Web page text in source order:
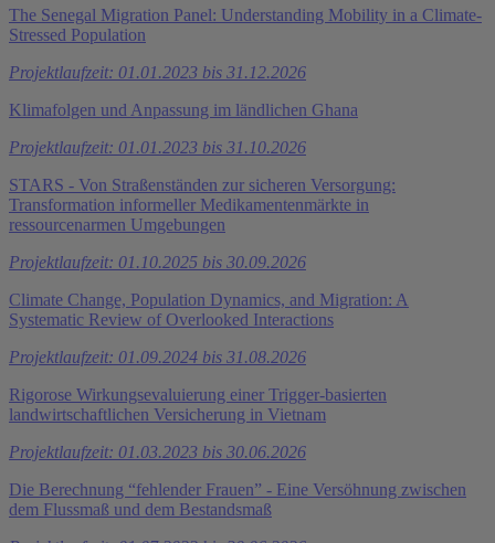
The Senegal Migration Panel: Understanding Mobility in a Climate-
Stressed Population
Projektlaufzeit: 01.01.2023 bis 31.12.2026
Klimafolgen und Anpassung im ländlichen Ghana
Projektlaufzeit: 01.01.2023 bis 31.10.2026
STARS - Von Straßenständen zur sicheren Versorgung:
Transformation informeller Medikamentenmärkte in
ressourcenarmen Umgebungen
Projektlaufzeit: 01.10.2025 bis 30.09.2026
Climate Change, Population Dynamics, and Migration: A
Systematic Review of Overlooked Interactions
Projektlaufzeit: 01.09.2024 bis 31.08.2026
Rigorose Wirkungsevaluierung einer Trigger-basierten
landwirtschaftlichen Versicherung in Vietnam
Projektlaufzeit: 01.03.2023 bis 30.06.2026
Die Berechnung “fehlender Frauen” - Eine Versöhnung zwischen
dem Flussmaß und dem Bestandsmaß